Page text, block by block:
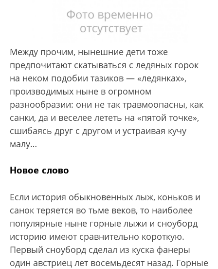
Между прочим, нынешние дети тоже
предпочитают скатываться с ледяных горок
на неком подобии тазиков — «ледянках»,
производимых ныне в огромном
разнообразии: они не так травмоопасны, как
санки, да и веселее лететь на «пятой точке»,
сшибаясь друг с другом и устраивая кучу
малу…
Новое слово
Если история обыкновенных лыж, коньков и
санок теряется во тьме веков, то наиболее
популярные ныне горные лыжи и сноуборд
историю имеют сравнительно короткую.
Первый сноуборд сделал из куска фанеры
один австриец лет восемьдесят назад. Горные